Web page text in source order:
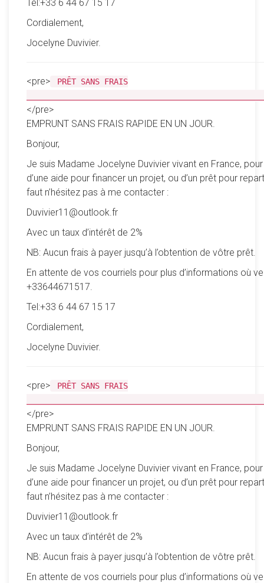
Tel:+33 6 44 67 15 17
Cordialement,
Jocelyne Duvivier.
<pre>
PRÊT SANS FRAIS
</pre>
EMPRUNT SANS FRAIS RAPIDE EN UN JOUR.
Bonjour,
Je suis Madame Jocelyne Duvivier vivant en France,
d’une aide pour financer un projet, ou d’un prêt pour
faut n’hésitez pas à me contacter :
Duvivier11@outlook.fr
Avec un taux d’intérêt de 2%
NB: Aucun frais à payer jusqu’à l’obtention de vôtre prêt.
En attente de vos courriels pour plus d’informations où
+33644671517.
Tel:+33 6 44 67 15 17
Cordialement,
Jocelyne Duvivier.
<pre>
PRÊT SANS FRAIS
</pre>
EMPRUNT SANS FRAIS RAPIDE EN UN JOUR.
Bonjour,
Je suis Madame Jocelyne Duvivier vivant en France,
d’une aide pour financer un projet, ou d’un prêt pour
faut n’hésitez pas à me contacter :
Duvivier11@outlook.fr
Avec un taux d’intérêt de 2%
NB: Aucun frais à payer jusqu’à l’obtention de vôtre prêt.
En attente de vos courriels pour plus d’informations où